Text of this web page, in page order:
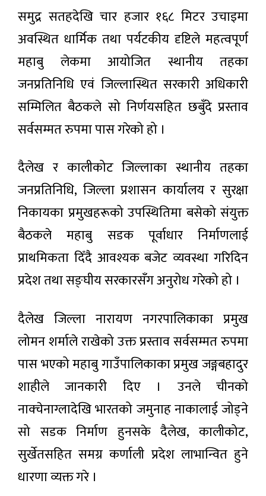
किलो
फोहोरको
डम्पिङ
साइट
भारतीय
अभिनेता
प्रदीप
रावतको
निधन
२ घण्टा
अगाडी
आजको
राशिफल
२ घण्टा अगाडी
बढाएको
चिन्ता:
दुई
हप्ताभित्र
आपूर्ति
सहज
हुने
निगमको
दाबी
२ घण्टा
अगाडी
लोकप्रिय
समाचार
मनसुन
सक्रियः
यी
भारी वर्षा
हुने
पूर्वानुमान
३ घण्टा अगाडी
रास्वपाले
साउन
२५ देखि
‘हामी
सुन्छौँ’
अभियान
सञ्चालन
गर्ने
भरतपुरमा
भूमिगत
प्रणालीबाट
विद्युत्
आपूर्ति
सुरु,
असोजभित्र
पूर्ण
सञ्चालनमा
अन्तरिक्ष
दौडको
असर:
समुद्र सतहदेखि चार हजार १६८ मिटर उचाइमा
अवस्थित धार्मिक तथा पर्यटकीय दृष्टिले महत्वपूर्ण
महाबु लेकमा आयोजित स्थानीय तहका
जनप्रतिनिधि एवं जिल्लास्थित सरकारी अधिकारी
सम्मिलित बैठकले सो निर्णयसहित छबुँदे प्रस्ताव
सर्वसम्मत रुपमा पास गरेको हो ।
दैलेख र कालीकोट जिल्लाका स्थानीय तहका
जनप्रतिनिधि, जिल्ला प्रशासन कार्यालय र सुरक्षा
निकायका प्रमुखहरूको उपस्थितिमा बसेको संयुक्त
बैठकले महाबु सडक पूर्वाधार निर्माणलाई
प्राथमिकता दिँदै आवश्यक बजेट व्यवस्था गरिदिन
प्रदेश तथा सङ्घीय सरकारसँग अनुरोध गरेको हो ।
दैलेख जिल्ला नारायण नगरपालिकाका प्रमुख
लोमन शर्माले राखेको उक्त प्रस्ताव सर्वसम्मत रुपमा
पास भएको महाबु गाउँपालिकाका प्रमुख जङ्गबहादुर
शाहीले जानकारी दिए । उनले चीनको
नाक्चेनाग्लादेखि भारतको जमुनाह नाकालाई जोड्ने
सो सडक निर्माण हुनसके दैलेख, कालीकोट,
सुर्खेतसहित समग्र कर्णाली प्रदेश लाभान्वित हुने
धारणा व्यक्त गरे ।